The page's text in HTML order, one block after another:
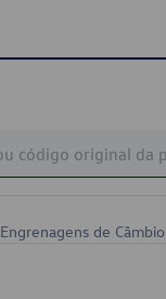
Engrenagens de Câmbio